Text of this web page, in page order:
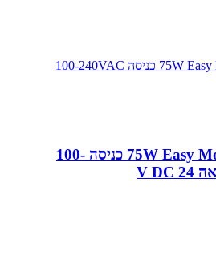
ספק כוח 75W Easy Modicon ABL2 כניסה 100-